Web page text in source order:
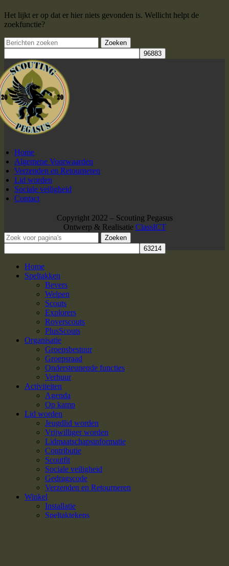
Het lijkt er op dat er hier niets gevonden is. Wellicht helpt de
zoekfunctie?
Zoeken
Home
Algemene Voorwaarden
Verzenden en Retourneren
Lid worden
Sociale veiligheid
Contact
Copyright 2022 – Scouting Pegasus
Ontwerp & Realisatie ClassICT
Zoeken
Home
Speltakken
Bevers
Welpen
Scouts
Explorers
Roverscouts
PlusScouts
Organisatie
Groepsbestuur
Groepsraad
Ondersteunende functies
Verhuur
Activiteiten
Agenda
Op kamp
Lid worden
Jeugdlid worden
Vrijwilliger worden
Lidmaatschapsinformatie
Contributie
Scoutfit
Sociale veiligheid
Gedragscode
Verzenden en Retourneren
Winkel
Installatie
Speltaktekens